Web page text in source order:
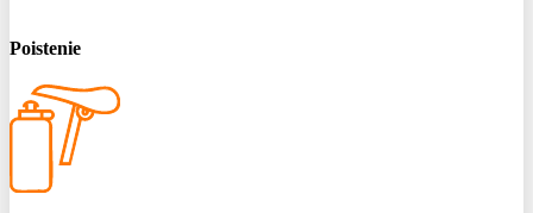
Poistenie